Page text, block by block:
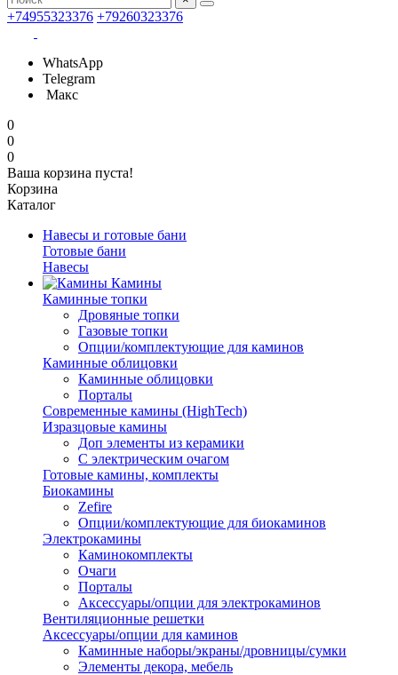
+74955323376 +79260323376
WhatsApp
Telegram
Макс
0
0
0
Ваша корзина пуста!
Корзина
Каталог
Навесы и готовые бани
Готовые бани
Навесы
Камины
Каминные топки
Дровяные топки
Газовые топки
Опции/комплектующие для каминов
Каминные облицовки
Каминные облицовки
Порталы
Современные камины (HighTech)
Изразцовые камины
Доп элементы из керамики
С электрическим очагом
Готовые камины, комплекты
Биокамины
Zefire
Опции/комплектующие для биокаминов
Электрокамины
Каминокомплекты
Очаги
Порталы
Аксессуары/опции для электрокаминов
Вентиляционные решетки
Аксессуары/опции для каминов
Каминные наборы/экраны/дровницы/сумки
Элементы декора, мебель